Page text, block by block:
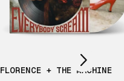
FLORENCE + THE MACHINE
Scroll right